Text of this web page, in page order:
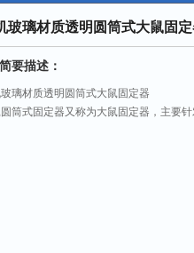
玻璃材质透明圆筒式大鼠固
简要描述：
璃材质透明圆筒式大鼠固定器
筒式固定器又称为大鼠固定器，主要针